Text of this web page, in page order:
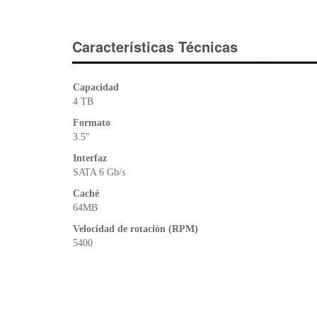
Características Técnicas
Capacidad
4 TB
Formato
3.5″
Interfaz
SATA 6 Gb/s
Caché
64MB
Velocidad de rotación (RPM)
5400